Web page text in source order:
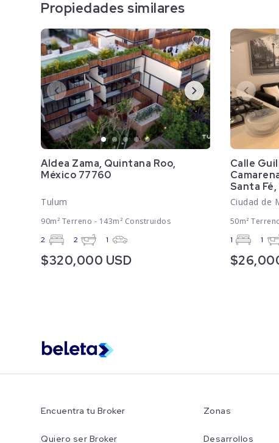
Propiedades similares
Aldea Zama, Quintana Roo,
México 77760
Tulum
90m² Terreno - 143m² Construidos
2 2 1
$320,000 USD
Calle
Santa
Ciudad de
50m²
1 1
Encuentra tu Broker
Quiero ser Broker
Zonas
Desarrollos